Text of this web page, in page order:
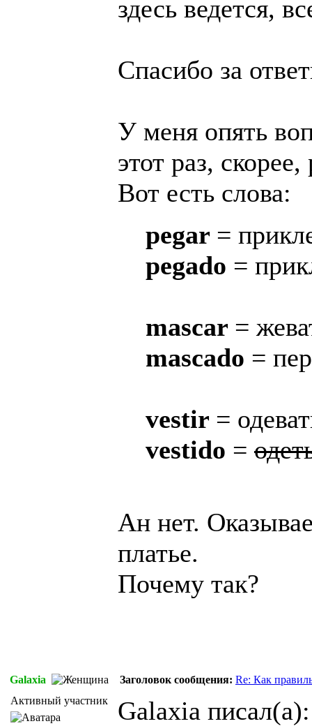
здесь ведется,
Спасибо за
У меня опять
этот раз,
Вот есть слова:
pegar =
pegado =
mascar =
mascado =
vestir =
vestido =
Ан нет.
платье.
Почему так?
Galaxia Заголовок сообщения: Re: Как
Активный участник
Galaxia писал(а):